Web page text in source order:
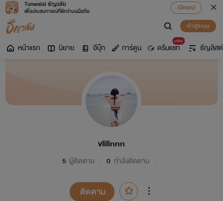
Tunwalai ธัญวลัย
เพื่อประสบการณ์ที่ดีกว่าบนมือถือ
เปิดแอป
เข้าสู่ระบบ
หน้าแรก นิยาย อีบุ๊ก การ์ตูน
มาใหม่
ดรีมแชท ธัญลิสต์
vlilinnn
5 ผู้ติดตาม 0 กำลังติดตาม
ติดตาม